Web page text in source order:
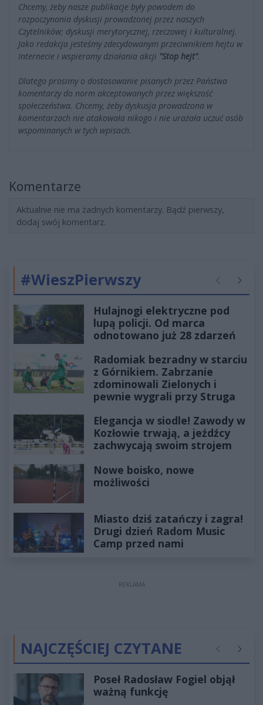
Chcemy, żeby nasze publikacje były powodem do
rozpoczynania dyskusji prowadzonej przez naszych
Czytelników; dyskusji merytorycznej, rzeczowej i kulturalnej.
Jako redakcja jesteśmy zdecydowanym przeciwnikiem hejtu w
Internecie i wspieramy działania akcji "Stop hejt".
Dlatego prosimy o dostosowanie pisanych przez Państwa
komentarzy do norm akceptowanych przez większość
społeczeństwa. Chcemy, żeby dyskusja prowadzona w
komentarzach nie atakowała nikogo i nie urażała uczuć osób
wspominanych w tych wpisach.
Komentarze
Aktualnie nie ma żadnych komentarzy. Bądź pierwszy,
dodaj swój komentarz.
#WieszPierwszy Poprzednie
Hulajnogi elektryczne pod
lupą policji. Od marca
odnotowano już 28 zdarzeń
Radomiak bezradny w starciu
z Górnikiem. Zabrzanie
zdominowali Zielonych i
pewnie wygrali przy Struga
Elegancja w siodle! Zawody w
Kozłowie trwają, a jeźdźcy
zachwycają swoim strojem
Nowe boisko, nowe
możliwości
Miasto dziś zatańczy i zagra!
Drugi dzień Radom Music
Camp przed nami
REKLAMA
NAJCZĘŚCIEJ CZYTANE Poprzednie
Poseł Radosław Fogiel objął
ważną funkcję